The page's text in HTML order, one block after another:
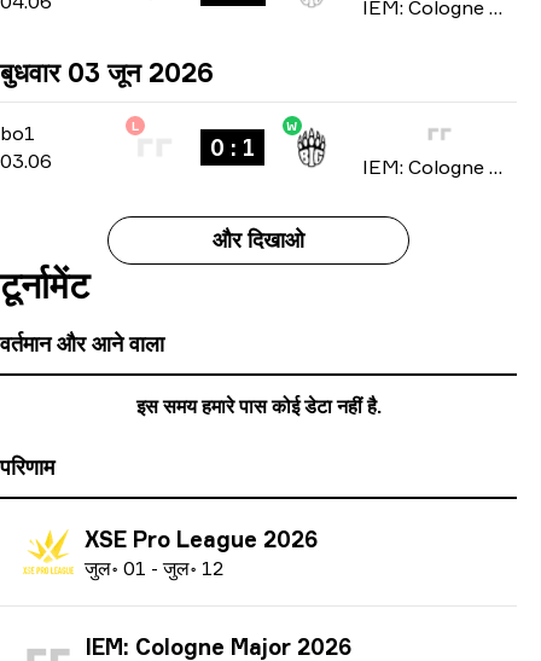
IEM: Cologne Major 2026
बुधवार 03 जून 2026
bo1
bo1
03.06
L
0 : 1
W
IEM: Cologne Major 2026
और दिखाओ
टूर्नामेंट
वर्तमान और आने वाला
इस समय हमारे पास कोई डेटा नहीं है.
परिणाम
XSE Pro League 2026
जुल॰ 01 -जुल॰ 12
IEM: Cologne Major 2026